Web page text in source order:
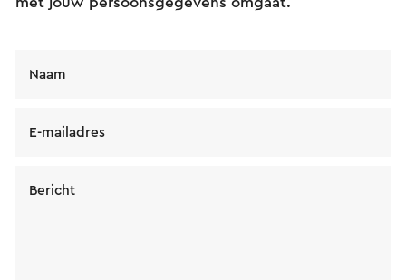
Naam
E-mailadres
Bericht